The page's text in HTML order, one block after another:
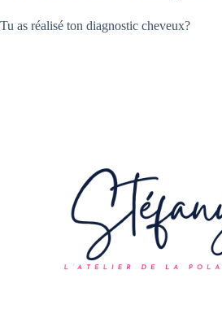
Tu as réalisé ton diagnostic cheveux?